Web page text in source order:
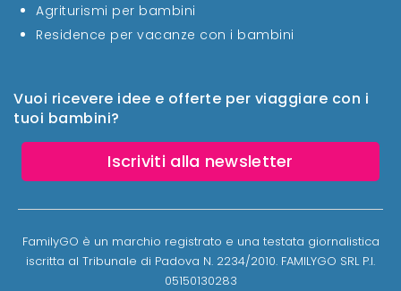
Vuoi ricevere idee e offerte per viaggiare con i
tuoi bambini?
Iscriviti alla newsletter
Agriturismi per bambini
Residence per vacanze con i bambini
FamilyGO è un marchio registrato e una testata giornalistica
iscritta al Tribunale di Padova N. 2234/2010. FAMILYGO SRL P.I.
05150130283